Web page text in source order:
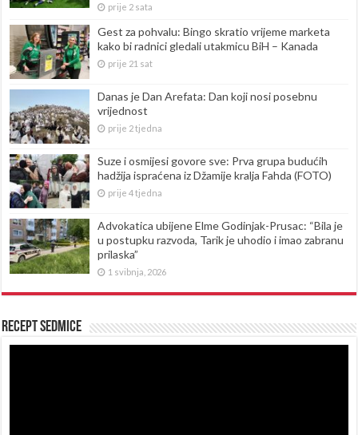
prije 2 sata
Gest za pohvalu: Bingo skratio vrijeme marketa
kako bi radnici gledali utakmicu BiH – Kanada
prije 21 sat
Danas je Dan Arefata: Dan koji nosi posebnu
vrijednost
prije 2 tjedna
Suze i osmijesi govore sve: Prva grupa budućih
hadžija ispraćena iz Džamije kralja Fahda (FOTO)
prije 4 tjedna
Advokatica ubijene Elme Godinjak-Prusac: “Bila je
u postupku razvoda, Tarik je uhodio i imao zabranu
prilaska”
1 svibnja, 2026
Recept sedmice